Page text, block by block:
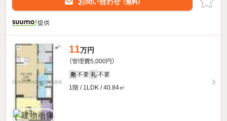
（無料）
提供
11万円
（管理費5,000円）
敷 不要 礼 不要
1階 / 1LDK / 40.84㎡